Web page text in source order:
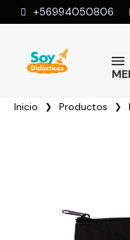
+56994050806
Inicio Productos